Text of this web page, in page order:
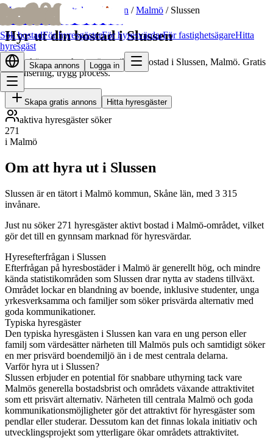
bofridbofrid
Sök bostadFör hyresgästerFör hyresvärdarFör fastighetsägareHitta
hyresgäst
Skapa annons Logga in
Hem/ Hyr ut bostad Skåne län /Malmö / Slussen
Hyr ut din bostad i Slussen
Hitta skötsamma hyresgäster till din bostad i Slussen, Malmö. Gratis
annonsering, trygg process.
Skapa gratis annons Hitta hyresgäster
aktiva hyresgäster söker
271
i Malmö
Om att hyra ut i Slussen
Slussen är en tätort i Malmö kommun, Skåne län, med 3 315
invånare.
Just nu söker 271 hyresgäster aktivt bostad i Malmö-området, vilket
gör det till en gynnsam marknad för hyresvärdar.
Hyresefterfrågan i Slussen
Efterfrågan på hyresbostäder i Malmö är generellt hög, och mindre
kända statistikområden som Slussen drar nytta av stadens tillväxt.
Området lockar en blandning av boende, inklusive studenter, unga
yrkesverksamma och familjer som söker prisvärda alternativ med
goda kommunikationer.
Typiska hyresgäster
Den typiska hyresgästen i Slussen kan vara en ung person eller
familj som värdesätter närheten till Malmös puls och samtidigt söker
en mer prisvärd boendemiljö än i de mest centrala delarna.
Varför hyra ut i Slussen?
Slussen erbjuder en potential för snabbare uthyrning tack vare
Malmös generella bostadsbrist och områdets växande attraktivitet
som ett prisvärt alternativ. Närheten till centrala Malmö och goda
kommunikationsmöjligheter gör det attraktivt för hyresgäster som
pendlar eller studerar. Dessutom kan det finnas lokala initiativ och
utvecklingsprojekt som ytterligare ökar områdets attraktivitet.